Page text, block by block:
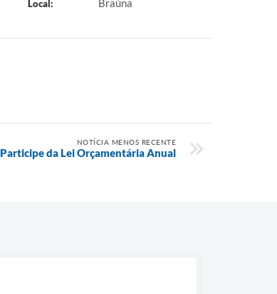
Local: Braúna
NOTÍCIA MENOS RECENTE
Participe da Lei Orçamentária Anual